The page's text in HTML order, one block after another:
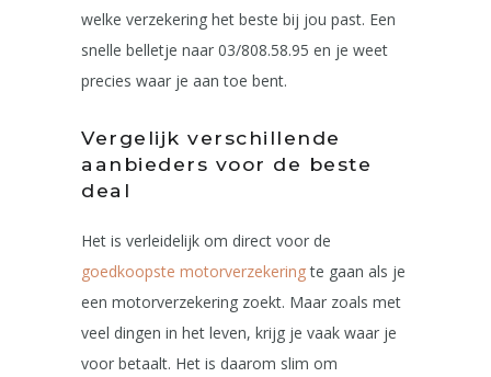
welke verzekering het beste bij jou past. Een
snelle belletje naar 03/808.58.95 en je weet
precies waar je aan toe bent.
Vergelijk verschillende
aanbieders voor de beste
deal
Het is verleidelijk om direct voor de
goedkoopste motorverzekeringte gaan als je
een motorverzekering zoekt. Maar zoals met
veel dingen in het leven, krijg je vaak waar je
voor betaalt. Het is daarom slim om